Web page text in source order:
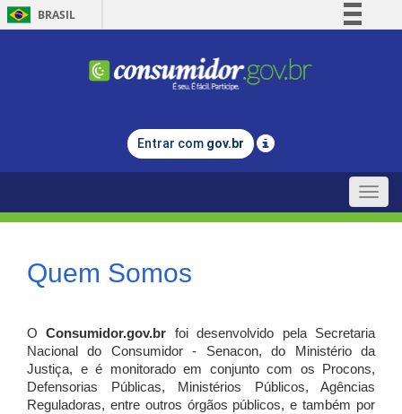
BRASIL
Comunica BR
Legislação
Entrar com gov.br
Toggle
Quem Somos
OConsumidor.gov.br
foi desenvolvido pela Secretaria
Nacional do Consumidor - Senacon, do Ministério da
Justiça, e é monitorado em conjunto com os Procons,
Defensorias Públicas, Ministérios Públicos, Agências
Reguladoras, entre outros órgãos públicos, e também por